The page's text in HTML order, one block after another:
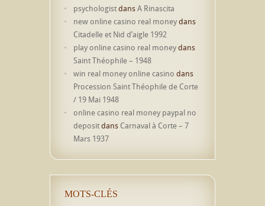
psychologistdansA Rinascita
new online casino real moneydans
Citadelle et Nid d’aigle 1992
play online casino real moneydans
Saint Théophile – 1948
win real money online casino dans
Procession Saint Théophile de Corte
/ 19 Mai 1948
online casino real money paypal no
depositdans Carnaval à Corte – 7
Mars 1937
MOTS-CLÉS